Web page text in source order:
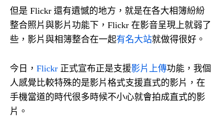
但是 Flickr 還有遺憾的地方，就是在各大相簿紛紛
整合照片與影片功能下，Flickr 在影音呈現上就弱了
些，影片與相簿整合在一起有名大站就做得很好。
今日， Flickr 正式宣布正是支援影片上傳功能，我個
人感覺比較特殊的是影片格式支援直式的影片，在
手機當道的時代很多時候不小心就會拍成直式的影
片。